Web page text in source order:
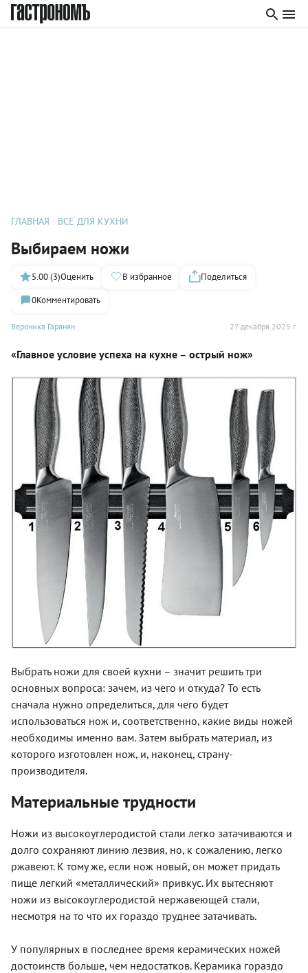
ГЛАВНАЯ ВСЕ ДЛЯ КУХНИ
Выбираем ножи
Вероника Гаранян 27 декабря 2025 г.
5.00 (3)Оценить В избранное
Поделиться
0Комментировать
«Главное условие успеха на кухне – острый нож»
Выбрать ножи для своей кухни – значит решить три
основных вопроса: зачем, из чего и откуда? То есть
сначала нужно определиться, для чего будет
использоваться нож и, соответственно, какие виды ножей
необходимы именно вам. Затем выбрать материал, из
которого изготовлен нож, и, наконец, страну-
производителя.
Материальные трудности
Ножи из высокоуглеродистой стали легко затачиваются и
долго сохраняют линию лезвия, но, к сожалению, легко
ржавеют. К тому же, если нож новый, он может придать
пище легкий «металлический» привкус. Их вытесняют
ножи из высокоуглеродистой нержавеющей стали,
несмотря на то что их гораздо труднее затачивать.
У популярных в последнее время керамических ножей
достоинств больше, чем недостатков. Керамика гораздо